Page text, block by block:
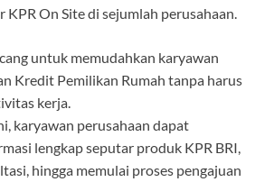
KPR On Site di sejumlah perusahaan.
untuk memudahkan karyawan
Kredit Pemilikan Rumah tanpa harus
kerja.
karyawan perusahaan dapat
lengkap seputar produk KPR BRI,
hingga memulai proses pengajuan